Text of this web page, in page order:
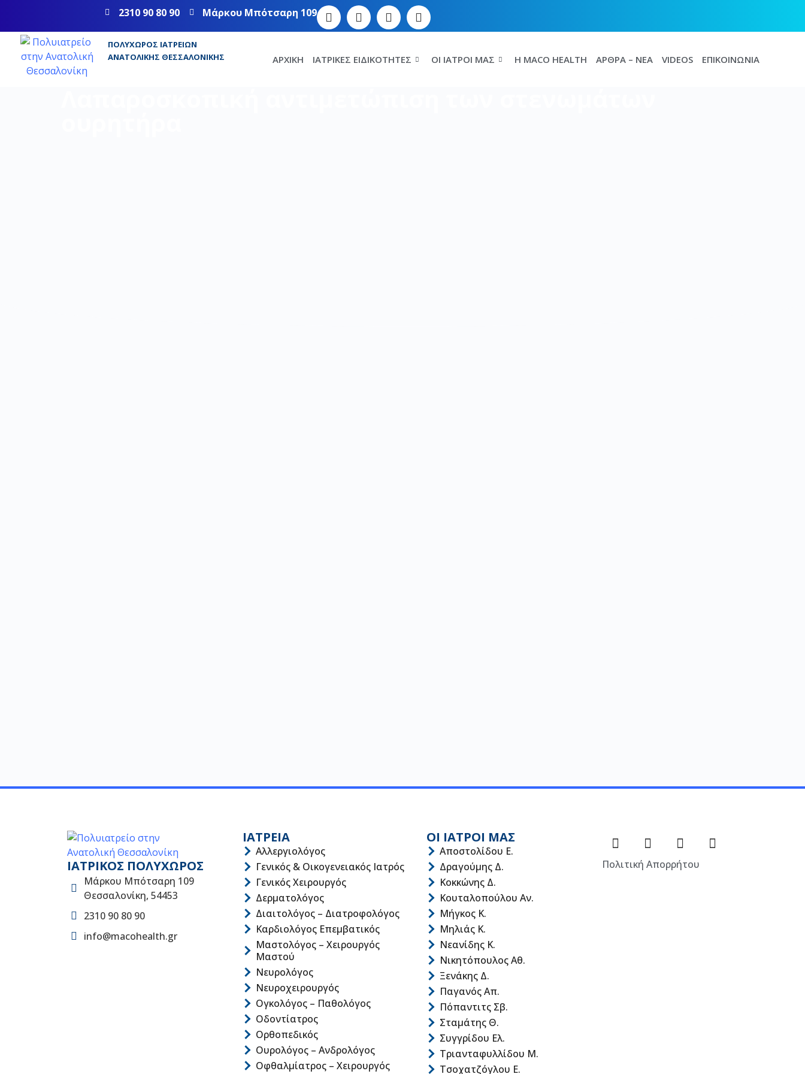
2310 90 80 90 Μάρκου Μπότσαρη 109
ΠΟΛΥΧΏΡΟΣ ΙΑΤΡΕΊΩΝ
ΑΝΑΤΟΛΙΚΉΣ ΘΕΣΣΑΛΟΝΊΚΗΣ
ΑΡΧΙΚΉ ΙΑΤΡΙΚΈΣ ΕΙΔΙΚΌΤΗΤΕΣ ΟΙ ΙΑΤΡΟΊ ΜΑΣ Η MACO HEALTH ΆΡΘΡΑ – ΝΈΑ VIDEOS ΕΠΙΚΟΙΝΩΝΊΑ
ΙΑΤΡΙΚΟΣ ΠΟΛΥΧΩΡΟΣ
Μάρκου Μπότσαρη 109
Θεσσαλονίκη, 54453
2310 90 80 90
info@macohealth.gr
ΙΑΤΡΕΙΑ
Αλλεργιολόγος
Γενικός & Οικογενειακός Ιατρός
Γενικός Χειρουργός
Δερματολόγος
Διαιτολόγος – Διατροφολόγος
Καρδιολόγος Επεμβατικός
Μαστολόγος – Χειρουργός
Μαστού
Νευρολόγος
Νευροχειρουργός
Ογκολόγος – Παθολόγος
Οδοντίατρος
Ορθοπεδικός
Ουρολόγος – Ανδρολόγος
Οφθαλμίατρος – Χειρουργός
ΟΙ ΙΑΤΡΟΙ ΜΑΣ
Αποστολίδου Ε.
Δραγούμης Δ.
Κοκκώνης Δ.
Κουταλοπούλου Αν.
Μήγκος Κ.
Μηλιάς Κ.
Νεανίδης Κ.
Νικητόπουλος Αθ.
Ξενάκης Δ.
Παγανός Απ.
Πόπαντιτς Σβ.
Σταμάτης Θ.
Συγγρίδου Ελ.
Τριανταφυλλίδου Μ.
Τσοχατζόγλου Ε.
Πολιτική Απορρήτου